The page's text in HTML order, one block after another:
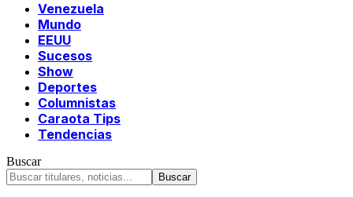
Venezuela
Mundo
EEUU
Sucesos
Show
Deportes
Columnistas
Caraota Tips
Tendencias
Buscar